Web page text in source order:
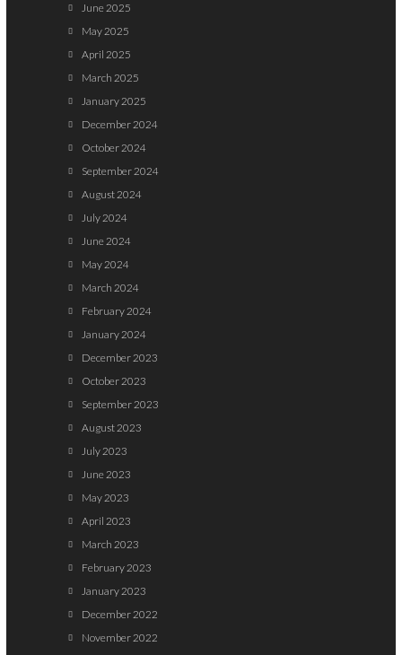
June 2025
May 2025
April 2025
March 2025
January 2025
December 2024
October 2024
September 2024
August 2024
July 2024
June 2024
May 2024
March 2024
February 2024
January 2024
December 2023
October 2023
September 2023
August 2023
July 2023
June 2023
May 2023
April 2023
March 2023
February 2023
January 2023
December 2022
November 2022